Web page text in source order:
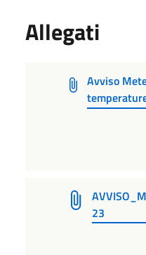
Allegati
Avviso
23